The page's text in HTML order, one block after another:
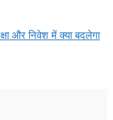
और निवेश में क्या बदलेगा